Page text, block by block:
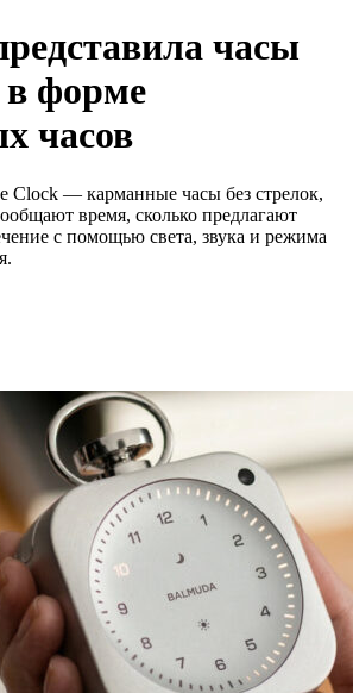
часы
форме
часов
Clock — карманные часы без стрелок,
время, сколько предлагают
с помощью света, звука и режима